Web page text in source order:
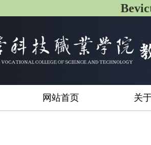
网站首页 关